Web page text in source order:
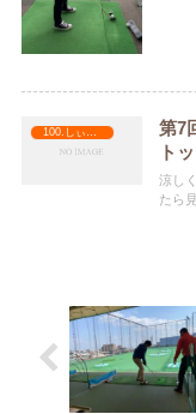
100.しぃちゃん
第7
ト
涼し
たら